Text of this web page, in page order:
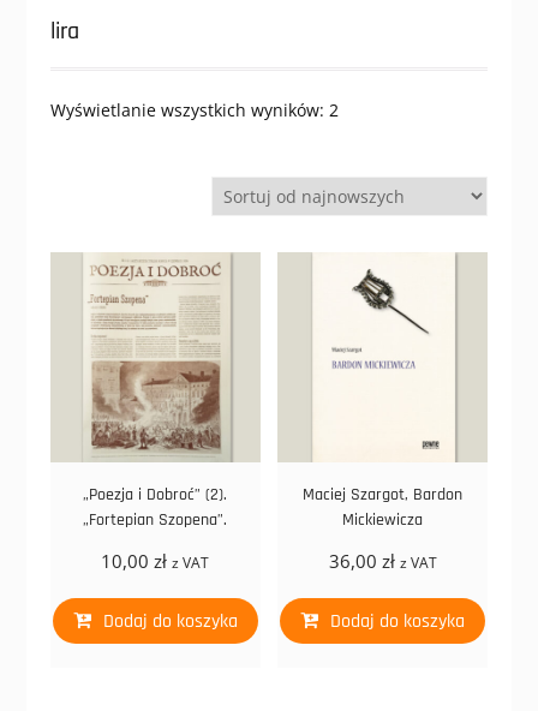
lira
Wyświetlanie wszystkich wyników: 2
„Poezja i Dobroć” (2).
„Fortepian Szopena”.
10,00zł z VAT
Dodaj do koszyka
Maciej Szargot, Bardon
Mickiewicza
36,00 zł z VAT
Dodaj do koszyka